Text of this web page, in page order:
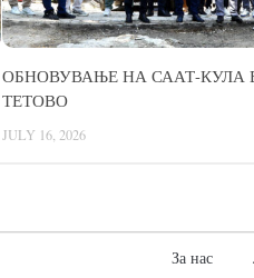
ОБНОВУВАЊЕ НА СААТ-КУЛА
ТЕТОВО
JULY 16, 2026
За нас